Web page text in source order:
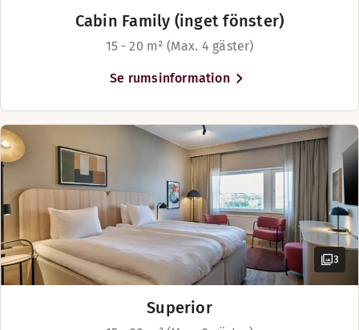
Cabin Family (inget fönster)
15 - 20 m² (Max. 4 gäster)
Se rumsinformation
3
Superior